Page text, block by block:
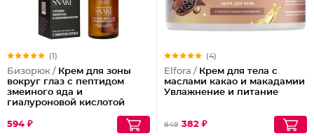
(1)
Бизорюк / Крем для зоны
вокруг глаз с пептидом
змеиного яда и
гиалуроновой кислотой
594 ₽
(4)
Elfora / Крем для тела с
маслами какао и макадамии
Увлажнение и питание
849 382 ₽